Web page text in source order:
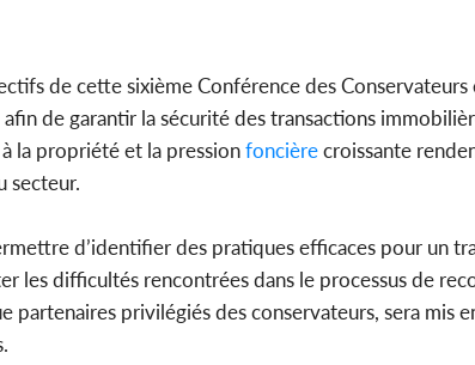
de cette sixième Conférence des
de garantir la sécurité des transactions
la propriété et la pressionfoncièrecroissante
secteur.
d’identifier des pratiques efficaces pour un
les difficultés rencontrées dans le processus de
partenaires privilégiés des conservateurs, sera mis